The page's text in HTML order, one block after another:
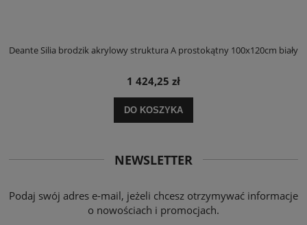
Deante Silia brodzik akrylowy struktura A prostokątny 100x120cm biały
1 424,25 zł
DO KOSZYKA
NEWSLETTER
Podaj swój adres e-mail, jeżeli chcesz otrzymywać informacje
o nowościach i promocjach.